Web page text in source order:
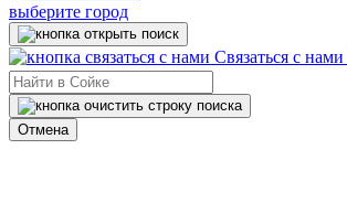
выберите город
Связаться с нами
Отмена